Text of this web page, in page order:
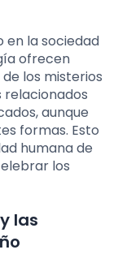
en la sociedad
ofrecen
los misterios
relacionados
aunque
formas. Esto
humana de
los
las